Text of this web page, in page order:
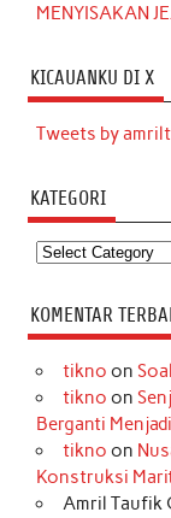
MENYISAKAN
KICAUANKU DI X
Tweets by
KATEGORI
Kategori
KOMENTAR
tikno on
tikno on
Berganti
tikno on
Konstruksi
Amril Taufik